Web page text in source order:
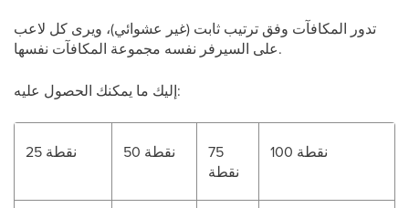
تدور المكافآت وفق ترتيب ثابت (غير عشوائي)، ويرى كل لاعب
على السيرفر نفسه مجموعة المكافآت نفسها.
إليك ما يمكنك الحصول عليه:
25 نقطة 50 نقطة
75
نقطة
100 نقطة